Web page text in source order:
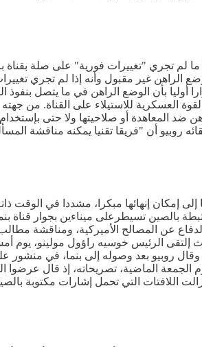
لم تجري "تغييرات فورية" على صلة بقناة
غير مقبول وأنه إذا لم تجري
أوليا بأن الوضع الراهن في ما يتصل
العسكرية للاستيلاء على القناة. من
المعاهدة أو صلاحيتها ولا حتى
روبيو أن "فريقا تقنيا يمكنه مناقشة
إمكان إنهائها مبكرا، مشددا في الوقت
تسيطرعلى ميناءين بجوار قناة
عن المصالح الأميركية، ومناقشة
إلتقى الرئيس خوسيه راؤول مولينو، يوم
بعد وصوله إلى بنما، في منشور على
الماضية، تصريحاته، إذ قال عرضوا
التي تحمل إشارات مكتوبة